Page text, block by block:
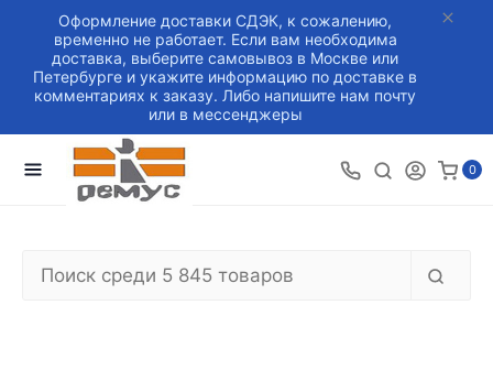
Оформление доставки СДЭК, к сожалению,
временно не работает. Если вам необходима
доставка, выберите самовывоз в Москве или
Петербурге и укажите информацию по доставке в
комментариях к заказу. Либо напишите нам почту
или в мессенджеры
0